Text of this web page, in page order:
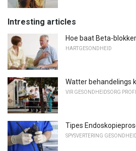
Intresting articles
Hoe baat Beta-
HARTGESONDHEID
Watter behandelings
VIR GESONDHEIDSORG
Tipes
SPYSVERTERING